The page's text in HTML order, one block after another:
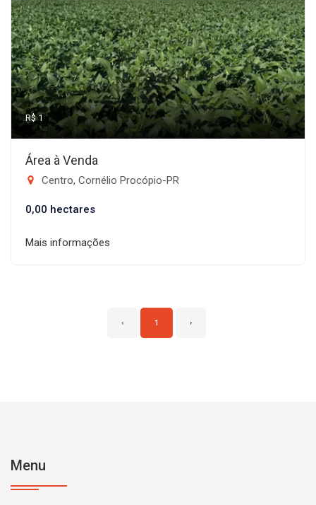
R$ 1
Área à Venda
Centro, Cornélio Procópio-PR
0,00 hectares
Mais informações
‹ 1 ›
Menu